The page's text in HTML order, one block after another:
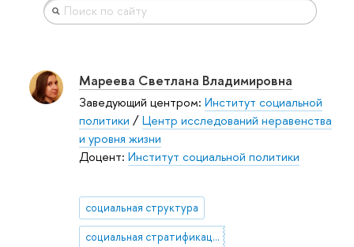
Мареева Светлана Владимировна
Заведующий центром: Институт социальной
политики /Центр исследований неравенства
и уровня жизни
Доцент: Институт социальной политики
социальная структура
социальная стратификация